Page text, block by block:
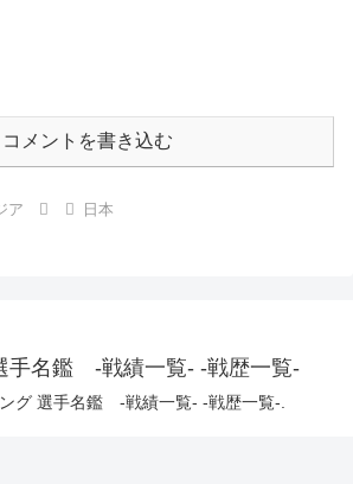
コメントを書き込む
ア 日本
手名鑑 -戦績一覧- -戦歴一覧-
グ 選手名鑑 -戦績一覧- -戦歴一覧-.